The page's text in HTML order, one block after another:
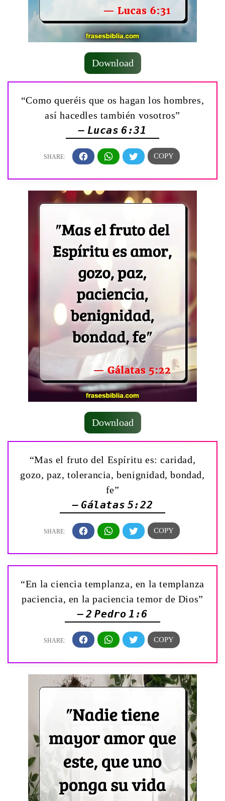
Download
“Como queréis que os hagan los hombres,
así hacedles también vosotros”
— Lucas 6:31
Download
“Mas el fruto del Espíritu es: caridad,
gozo, paz, tolerancia, benignidad, bondad,
fe”
— Gálatas 5:22
“En la ciencia templanza, en la templanza
paciencia, en la paciencia temor de Dios”
— 2 Pedro 1:6